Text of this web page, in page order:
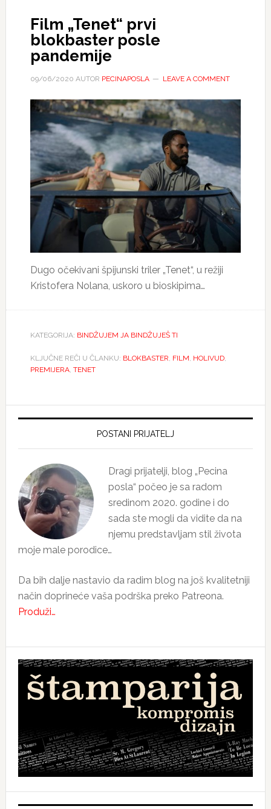
Film „Tenet“ prvi
blokbaster posle
pandemije
09/06/2020 AUTOR PECINAPOSLA LEAVE A COMMENT
Dugo očekivani špijunski triler „Tenet“, u režiji
Kristofera Nolana, uskoro u bioskipima…
KATEGORIJA: BINDŽUJEM JA BINDŽUJEŠ TI
KLJUČNE REČI U ČLANKU: BLOKBASTER, FILM, HOLIVUD,
PREMIJERA, TENET
Primary
POSTANI PRIJATELJ
Dragi prijatelji, blog „Pecina
posla“ počeo je sa radom
sredinom 2020. godine i do
sada ste mogli da vidite da na
njemu predstavljam stil života
moje male porodice…
Da bih dalje nastavio da radim blog na još kvalitetniji
način doprineće vaša podrška preko Patreona.
Produži…